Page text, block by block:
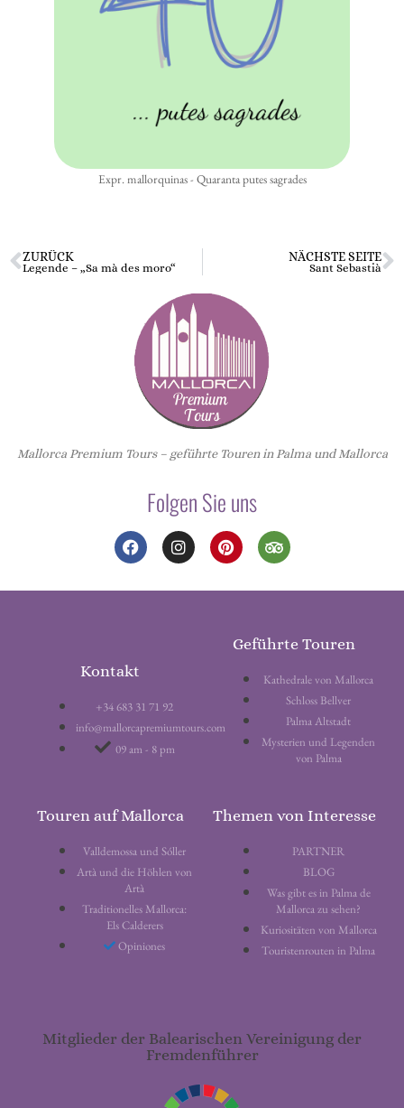
Expr. mallorquinas - Quaranta putes sagrades
ZURÜCK
Legende – „Sa mà des moro“
NÄCHSTE SEITE
Sant Sebastià
Mallorca Premium Tours – geführte Touren in Palma und Mallorca
Folgen Sie uns
Kontakt
+34 683 31 71 92
info@mallorcapremiumtours.com
09 am - 8 pm
Geführte Touren
Kathedrale von Mallorca
Schloss Bellver
Palma Altstadt
Mysterien und Legenden
von Palma
Touren auf Mallorca
Valldemossa und Sóller
Artà und die Höhlen von
Artà
Traditionelles Mallorca:
Els Calderers
Opiniones
Themen von Interesse
PARTNER
BLOG
Was gibt es in Palma de
Mallorca zu sehen?
Kuriositäten von Mallorca
Touristenrouten in Palma
Mitglieder der Balearischen Vereinigung der
Fremdenführer